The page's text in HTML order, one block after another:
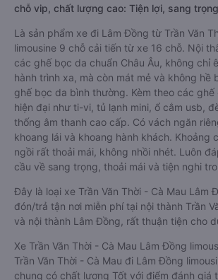
chỗ vip, chất lượng cao: Tiện lợi, sang trọng
Là sản phẩm xe đi Lâm Đồng từ Trần Văn
limousine 9 chỗ cải tiến từ xe 16 chỗ. Nội
các ghế bọc da chuẩn Châu Âu, không chỉ
hành trình xa, mà còn mát mẻ và không hề
ghế bọc da bình thường. Kèm theo các ghế
hiện đại như ti-vi, tủ lạnh mini, ổ cắm usb,
thống âm thanh cao cấp. Có vách ngăn
khoang lái và khoang hành khách. Khoảng
ngồi rất thoải mái, không nhồi nhét. Luôn
cầu về sang trọng, thoải mái và tiện nghi
Đây là loại xe Trần Văn Thời - Cà Mau Lâm
đón/trả tận nơi miễn phí tại nội thành Trần
và nội thành Lâm Đồng, rất thuận tiện cho
Xe Trần Văn Thời - Cà Mau Lâm Đồng
Trần Văn Thời - Cà Mau đi Lâm Đồng
chung có chất lượng Tốt với điểm đánh giá